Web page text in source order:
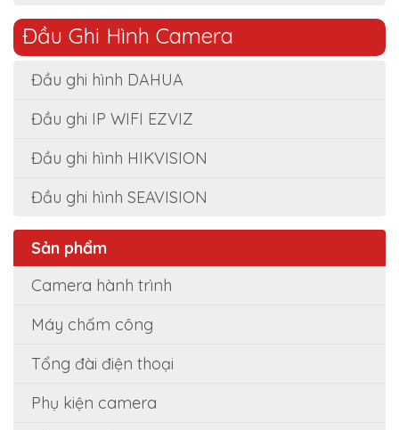
Đầu Ghi Hình Camera
Đầu ghi hình DAHUA
Đầu ghi IP WIFI EZVIZ
Đầu ghi hình HIKVISION
Đầu ghi hình SEAVISION
Sản phẩm
Camera hành trình
Máy chấm công
Tổng đài điện thoại
Phụ kiện camera